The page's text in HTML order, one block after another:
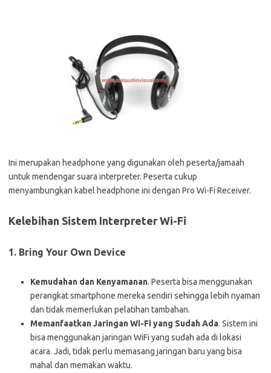
Ini merupakan headphone yang digunakan oleh peserta/jamaah
untuk mendengar suara interpreter. Peserta cukup
menyambungkan kabel headphone ini dengan Pro Wi-Fi Receiver.
Kelebihan Sistem Interpreter Wi-Fi
1. Bring Your Own Device
Kemudahan dan Kenyamanan. Peserta bisa menggunakan
perangkat smartphone mereka sendiri sehingga lebih nyaman
dan tidak memerlukan pelatihan tambahan.
Memanfaatkan Jaringan Wi-Fi yang Sudah Ada. Sistem ini
bisa menggunakan jaringan WiFi yang sudah ada di lokasi
acara. Jadi, tidak perlu memasang jaringan baru yang bisa
mahal dan memakan waktu.